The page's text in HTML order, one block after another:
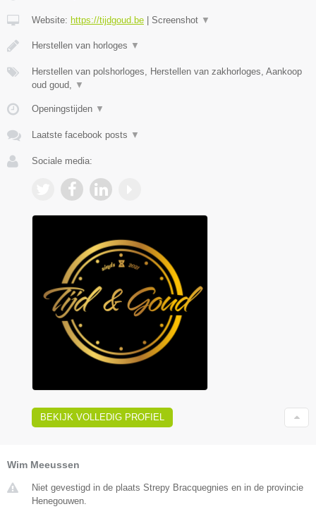
Website: https://tijdgoud.be | Screenshot ▼
Herstellen van horloges ▼
Herstellen van polshorloges, Herstellen van zakhorloges, Aankoop
oud goud,
▼
Openingstijden ▼
Laatste facebook posts ▼
Sociale media:
BEKIJK VOLLEDIG PROFIEL
Wim Meeussen
Niet gevestigd in de plaats Strepy Bracquegnies en in de provincie
Henegouwen.